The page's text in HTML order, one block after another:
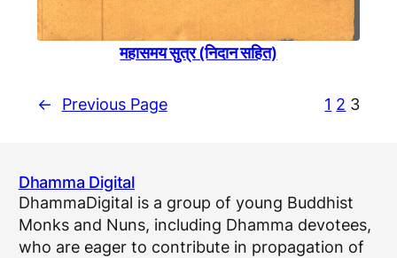
महासमय सुत्र (निदान सहित)
← Previous Page 1 2 3
Dhamma Digital
DhammaDigital is a group of young Buddhist
Monks and Nuns, including Dhamma devotees,
who are eager to contribute in propagation of